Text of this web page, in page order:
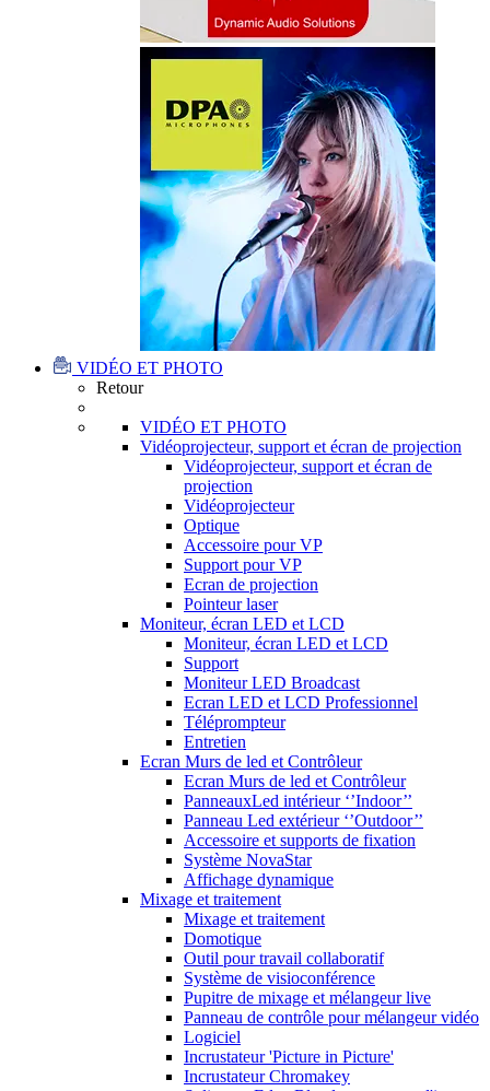
VIDÉO ET PHOTO
Retour
VIDÉO ET PHOTO
Vidéoprojecteur, support et écran de projection
Vidéoprojecteur, support et écran de
projection
Vidéoprojecteur
Optique
Accessoire pour VP
Support pour VP
Ecran de projection
Pointeur laser
Moniteur, écran LED et LCD
Moniteur, écran LED et LCD
Support
Moniteur LED Broadcast
Ecran LED et LCD Professionnel
Téléprompteur
Entretien
Ecran Murs de led et Contrôleur
Ecran Murs de led et Contrôleur
PanneauxLed intérieur ‘’Indoor’’
Panneau Led extérieur ‘’Outdoor’’
Accessoire et supports de fixation
Système NovaStar
Affichage dynamique
Mixage et traitement
Mixage et traitement
Domotique
Outil pour travail collaboratif
Système de visioconférence
Pupitre de mixage et mélangeur live
Panneau de contrôle pour mélangeur vidéo
Logiciel
Incrustateur 'Picture in Picture'
Incrustateur Chromakey